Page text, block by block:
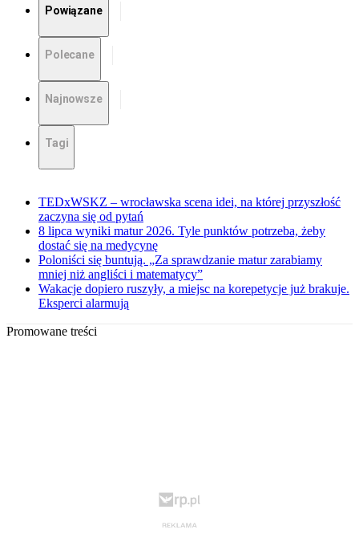
Powiązane
Polecane
Najnowsze
Tagi
TEDxWSKZ – wrocławska scena idei, na której przyszłość
zaczyna się od pytań
8 lipca wyniki matur 2026. Tyle punktów potrzeba, żeby
dostać się na medycynę
Poloniści się buntują. „Za sprawdzanie matur zarabiamy
mniej niż angliści i matematycy”
Wakacje dopiero ruszyły, a miejsc na korepetycje już brakuje.
Eksperci alarmują
Promowane treści